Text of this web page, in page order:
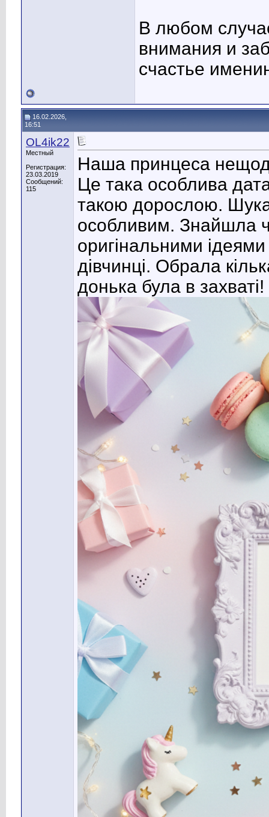
В любом
внимания и
счастье
16.02.2026,
16:51
OL4ik22
Местный
Регистрация:
23.03.2019
Сообщений:
115
Наша принцеса
Це така особлива
такою дорослою.
особливим. Знайшла
оригінальними
дівчинці. Обрала
донька була в захваті!